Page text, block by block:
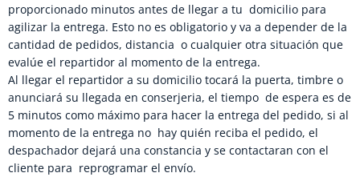
proporcionado minutos antes de llegar a tu domicilio para
agilizar la entrega. Esto no es obligatorio y va a depender de la
cantidad de pedidos, distancia o cualquier otra situación que
evalúe el repartidor al momento de la entrega.
Al llegar el repartidor a su domicilio tocará la puerta, timbre o
anunciará su llegada en conserjeria, el tiempo de espera es de
5 minutos como máximo para hacer la entrega del pedido, si al
momento de la entrega no hay quién reciba el pedido, el
despachador dejará una constancia y se contactaran con el
cliente para reprogramar el envío.